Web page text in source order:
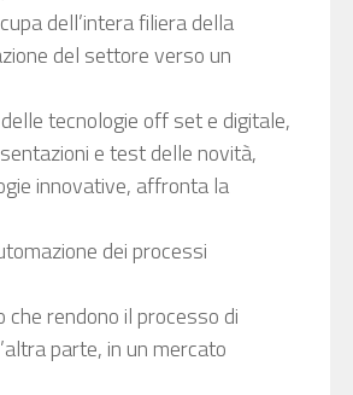
dell’intera filiera della
del settore verso un
tecnologie off set e digitale,
e test delle novità,
innovative, affronta la
dei processi
rendono il processo di
parte, in un mercato